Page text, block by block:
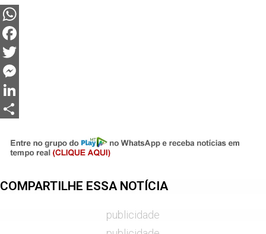
WhatsApp
Facebook
Twitter
Messenger
LinkedIn
COMPARTILHE ESSA NOTÍCIA
publicidade